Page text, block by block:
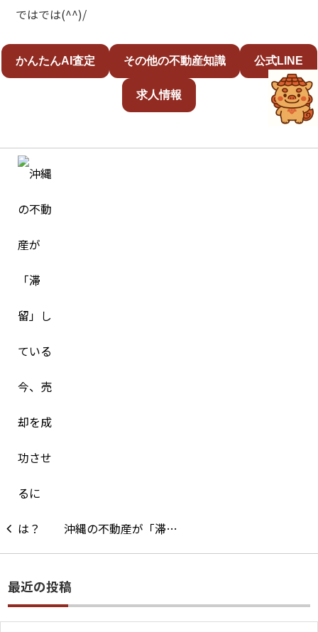
ではでは(^^)/
かんたんAI査定 その他の不動産知識 公式LINE
求人情報
沖縄の不動産が「滞…
最近の投稿